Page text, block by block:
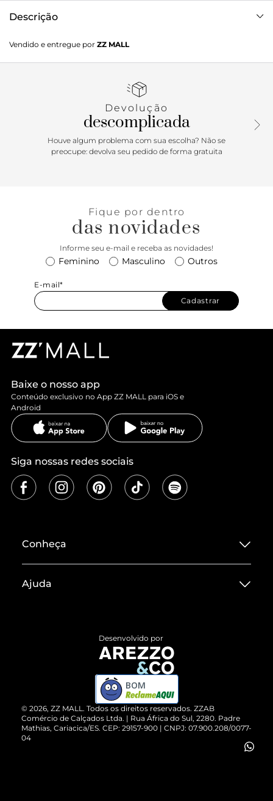
Descrição
palmilha preta com formato anatômico e inscrição do
nome da marca. Possui solado flatform, base
cabedal em tira larga que cobre parcialmente a parte
Vendido e entregue por ZZ MALL
Devolução
descomplicada
Houve algum problema com sua escolha? Não se
preocupe: devolva seu pedido de forma gratuita
Fique por dentro
das novidades
Informe seu e-mail e receba as novidades!
Feminino Masculino Outros
E-mail*
Cadastrar
Baixe o nosso app
Conteúdo exclusivo no App ZZ MALL para iOS e
Android
Siga nossas redes sociais
Conheça
Termos de Uso
ZZ MALL é confiável
Cartão Presente
Vendas Corporativas
Ajuda
Devolução do Produto
Compre pelo WhatsApp
© 2026, ZZ MALL. Todos os direitos reservados. ZZAB
Comércio de Calçados Ltda. | Rua África do Sul, 2280. Padre
Mathias, Cariacica/ES. CEP: 29157-900 | CNPJ: 07.900.208/0077-
04
Desenvolvido por
BOM